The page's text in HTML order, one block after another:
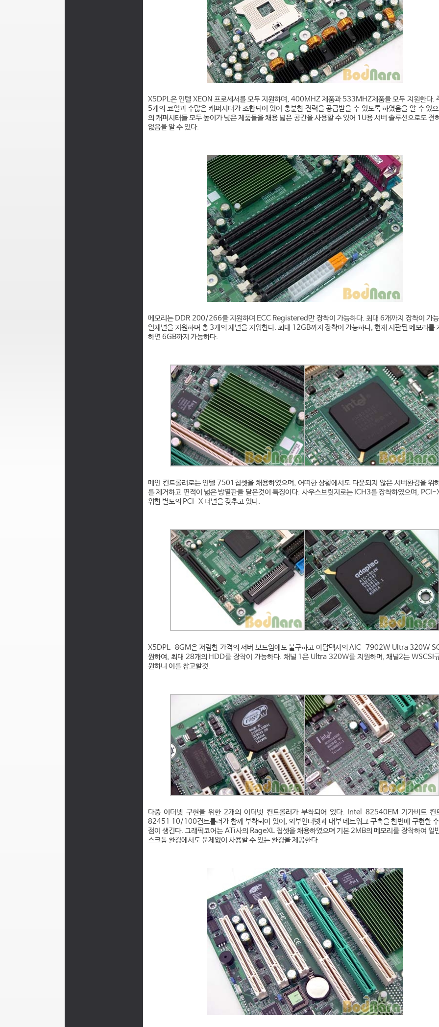
X5DPL은 인텔 XEON 프로세서를 모두 지원하며, 400MHZ 제품과 533MHZ제품을 모두 지원한다.
5개의 코일과 수많은 캐퍼시터가 조합되어 있어 충분한 전력을 공급받을 수 있도록 하였음을 알 수 있
의 캐퍼시터들 모두 높이가 낮은 제품들을 채용 넓은 공간을 사용할 수 있어 1U용 서버 솔루션으로도 전
없음을 알 수 있다.
메모리는 DDR 200/266을 지원하며 ECC Registered만 장착이 가능하다. 최대 6개까지 장착이 가
얼채널을 지원하며 총 3개의 채널을 지워한다. 최대 12GB까지 장착이 가능하나, 현재 시판된 메모리를
하면 6GB까지 가능하다.
메인 컨트롤러로는 인텔 7501칩셋을 채용하였으며, 어떠한 상황에서도 다운되지 않은 서버환경을 위
를 제거하고 면적이 넓은 방열판을 달은것이 특징이다. 사우스브릿지로는 ICH3를 장착하였으며, PCI-
위한 별도의 PCI-X 터널을 갖추고 있다.
X5DPL-8GM은 저렴한 가격의 서버 보드임에도 불구하고 아답텍사의 AIC-7902W Ultra 320W
원하여, 최대 28개의 HDD를 장착이 가능하다. 채널 1은 Ultra 320W를 지원하며, 채널2는 WSCSI
원하니 이를 참고할것.
다중 이더넷 구현을 위한 2개의 이더넷 컨트롤러가 부착되어 있다. Intel 82540EM 기가비트 컨
82451 10/100컨트롤러가 함께 부착되어 있어, 외부인터넷과 내부 네트워크 구축을 한번에 구현할
점이 생긴다. 그래픽코어는 ATi사의 RageXL 칩셋을 채용하였으며 기본 2MB의 메모리를 장착하여 일
스크톱 환경에서도 문제없이 사용할 수 있는 환경을 제공한다.